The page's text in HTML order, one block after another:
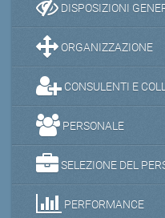
DISPOSIZIONI
ORGANIZZAZIONE
CONSULENTI E
PERSONALE
SELEZIONE DEL
PERFORMANCE